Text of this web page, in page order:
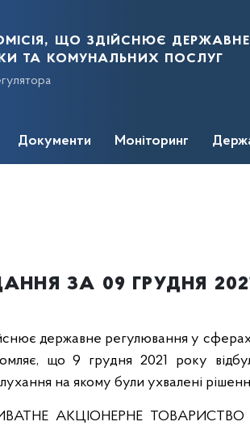
що здійснює
та комунальних послуг
Документи Моніторинг
за 09 грудня
державне регулювання у
що 9 грудня 2021 року
на якому були ухвалені
АКЦІОНЕРНЕ ТОВАРИСТВО